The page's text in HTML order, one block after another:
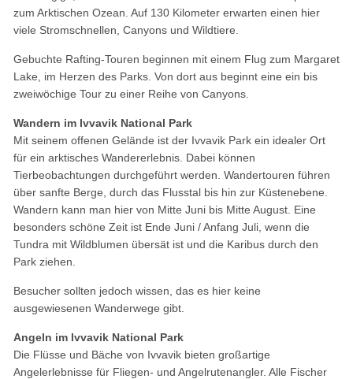
zum Arktischen Ozean. Auf 130 Kilometer erwarten einen hier
viele Stromschnellen, Canyons und Wildtiere.
Gebuchte Rafting-Touren beginnen mit einem Flug zum Margaret
Lake, im Herzen des Parks. Von dort aus beginnt eine ein bis
zweiwöchige Tour zu einer Reihe von Canyons.
Wandern im Ivvavik National Park
Mit seinem offenen Gelände ist der Ivvavik Park ein idealer Ort
für ein arktisches Wandererlebnis. Dabei können
Tierbeobachtungen durchgeführt werden. Wandertouren führen
über sanfte Berge, durch das Flusstal bis hin zur Küstenebene.
Wandern kann man hier von Mitte Juni bis Mitte August. Eine
besonders schöne Zeit ist Ende Juni / Anfang Juli, wenn die
Tundra mit Wildblumen übersät ist und die Karibus durch den
Park ziehen.
Besucher sollten jedoch wissen, das es hier keine
ausgewiesenen Wanderwege gibt.
Angeln im Ivvavik National Park
Die Flüsse und Bäche von Ivvavik bieten großartige
Angelerlebnisse für Fliegen- und Angelrutenangler. Alle Fischer